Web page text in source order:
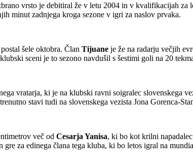
vrsto je debitiral že v letu 2004 in v kvalifikacijah za
minut zadnjega kroga sezone v igri za naslov prvaka.
šele oktobra. Član Tijuane je že na radarju večjih
sceni je to sezono navdušil s šestimi goli na 20
vratarja, ki je na klubski ravni soigralec slovenskega
stavi tudi na slovenskega vezista Jona Gorenca-
več od Cesarja Yanisa, ki bo kot krilni
za edinega člana tega kluba, ki bo letos igral na